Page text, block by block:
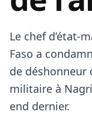
Le chef d’état-
Faso a
de déshonneur
militaire à
end dernier.